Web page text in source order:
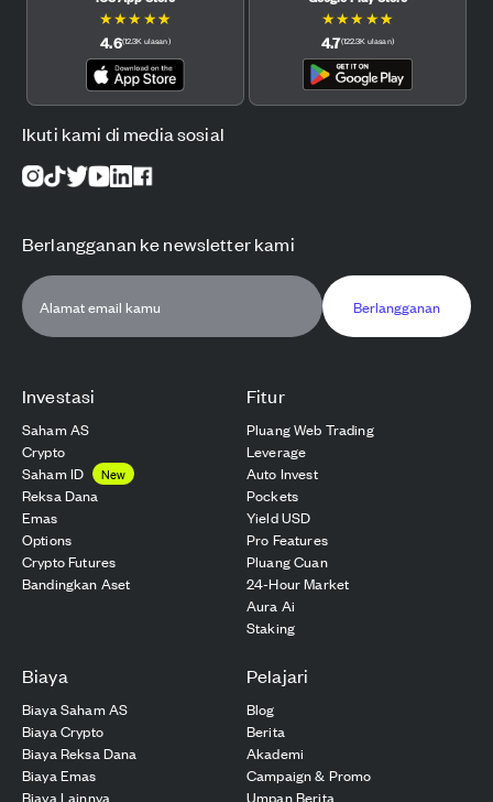
Investasi
Saham AS
Crypto
Saham ID
New
Reksa Dana
Emas
Options
Crypto Futures
Bandingkan Aset
Fitur
Pluang Web Trading
Leverage
Auto Invest
Pockets
Yield USD
Pro Features
Pluang Cuan
24-Hour Market
Aura Ai
Staking
Biaya
Biaya Saham AS
Biaya Crypto
Biaya Reksa Dana
Biaya Emas
Biaya Lainnya
Pelajari
Blog
Berita
Akademi
Campaign & Promo
Umpan Berita
★★★ ★★
4.6(12.3K ulasan)
★★★ ★★
4.7(122.3K ulasan)
Ikuti kami di media sosial
Berlangganan ke newsletter kami
Berlangganan